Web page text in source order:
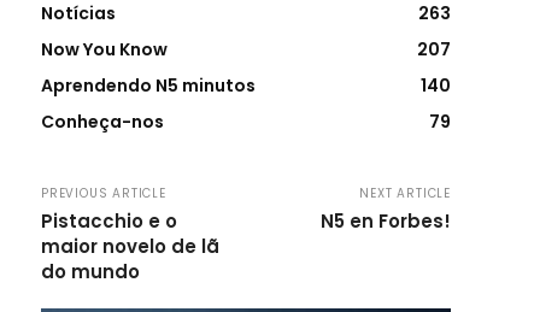
Notícias
263
Now You Know
207
Aprendendo N5 minutos
140
Conheça-nos
79
PREVIOUS ARTICLE
Pistacchio e o
maior novelo de lã
do mundo
NEXT ARTICLE
N5 en Forbes!